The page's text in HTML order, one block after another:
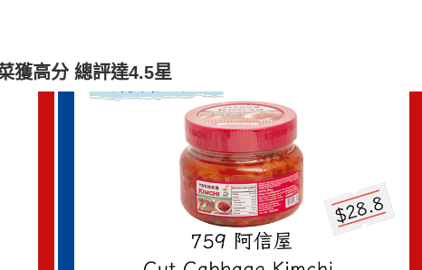
獲高分 總評達4.5星